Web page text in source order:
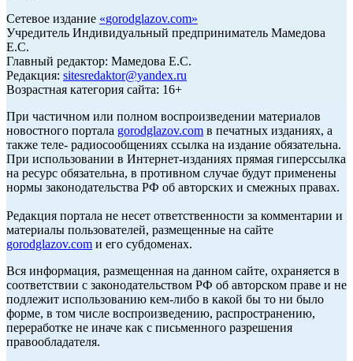
Сетевое издание «gorodglazov.com»
Учредитель Индивидуальный предприниматель Мамедова
Е.С.
Главный редактор: Мамедова Е.С.
Редакция: sitesredaktor@yandex.ru
Возрастная категория сайта: 16+
При частичном или полном воспроизведении материалов
новостного портала gorodglazov.com в печатных изданиях, а
также теле- радиосообщениях ссылка на издание обязательна.
При использовании в Интернет-изданиях прямая гиперссылка
на ресурс обязательна, в противном случае будут применены
нормы законодательства РФ об авторских и смежных правах.
Редакция портала не несет ответственности за комментарии и
материалы пользователей, размещенные на сайте
gorodglazov.com и его субдоменах.
Вся информация, размещенная на данном сайте, охраняется в
соответствии с законодательством РФ об авторском праве и не
подлежит использованию кем-либо в какой бы то ни было
форме, в том числе воспроизведению, распространению,
переработке не иначе как с письменного разрешения
правообладателя.